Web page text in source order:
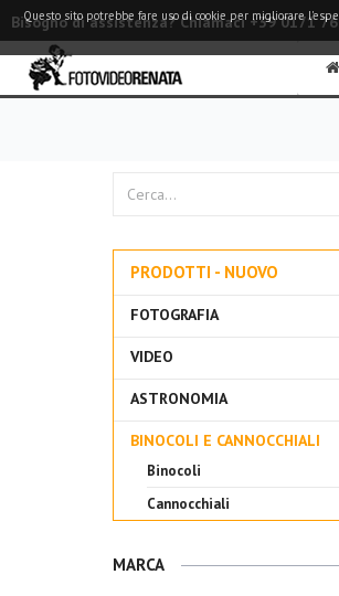
Questo sito potrebbe fare uso di cookie per migliorare
Bisogno di assistenza? Chiamaci +39 0171
PRODOTTI - NUOVO
FOTOGRAFIA
VIDEO
ASTRONOMIA
BINOCOLI E CANNOCCHIALI
Binocoli
Cannocchiali
MARCA